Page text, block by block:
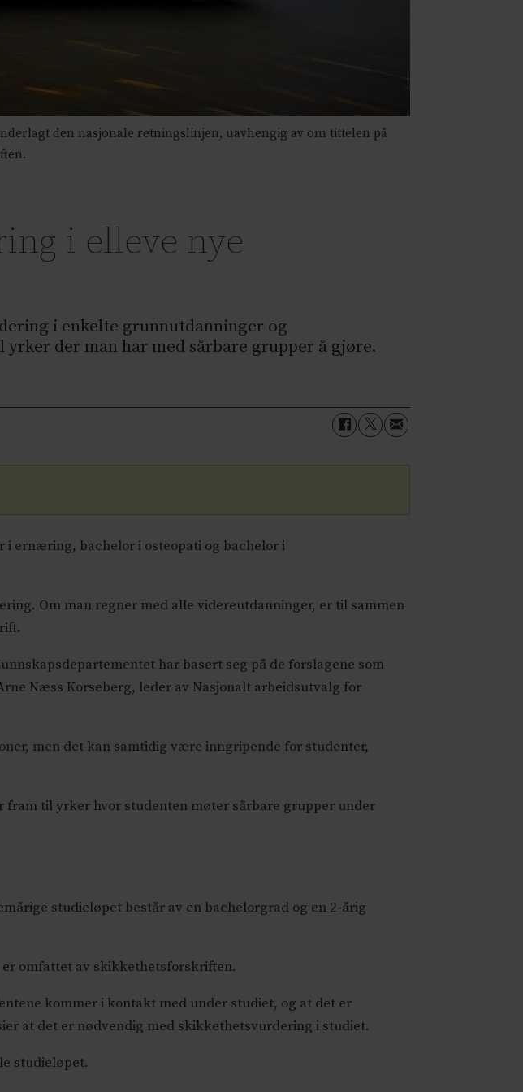
den nasjonale retningslinjen, uavhengig av om tittelen på
i elleve nye
i enkelte grunnutdanninger og
der man har med sårbare grupper å gjøre.
ernæring, bachelor i osteopati og bachelor i
Om man regner med alle videreutdanninger, er til sammen
har basert seg på de forslagene som
Næss Korseberg, leder av Nasjonalt arbeidsutvalg for
men det kan samtidig være inngripende for studenter,
fram til yrker hvor studenten møter sårbare grupper under
studieløpet består av en bachelorgrad og en 2-årig
omfattet av skikkethetsforskriften.
kommer i kontakt med under studiet, og at det er
at det er nødvendig med skikkethetsvurdering i studiet.
studieløpet.